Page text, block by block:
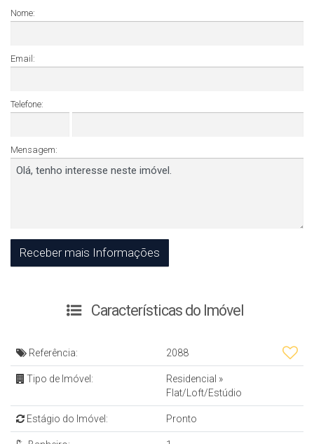
Nome:
Email:
Telefone:
Mensagem:
Características do Imóvel
Referência: 2088
Tipo de Imóvel: Residencial »
Flat/Loft/Estúdio
Estágio do Imóvel: Pronto